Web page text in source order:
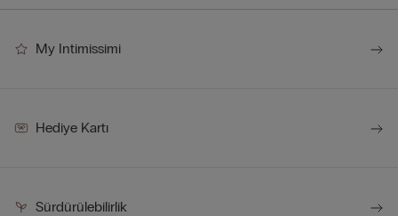
My Intimissimi
Hediye Kartı
Sürdürülebilirlik